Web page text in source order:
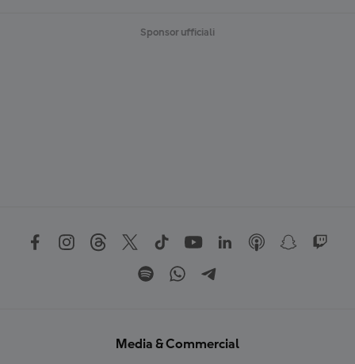
Sponsor ufficiali
Media & Commercial